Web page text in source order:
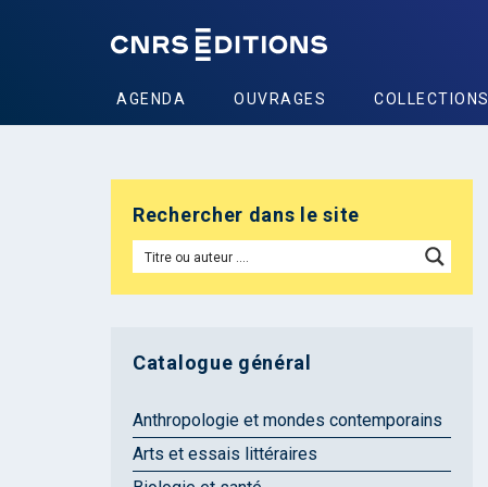
AGENDA OUVRAGES COLLECTIONS
Rechercher dans le site
Catalogue général
Anthropologie et mondes contemporains
Arts et essais littéraires